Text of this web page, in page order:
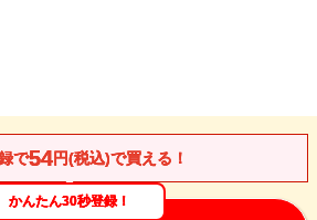
で54円(税込)で買える！
かんたん30秒登録！